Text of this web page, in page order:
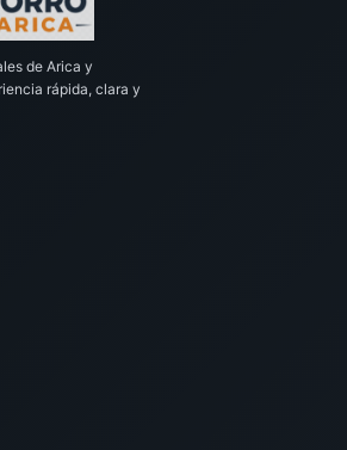
de Arica y
rápida, clara y